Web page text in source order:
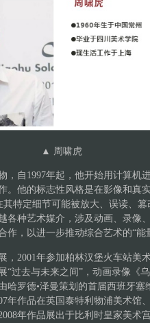
▲ 周啸虎
，自1997年起，他开始用计算机
。他的标志性风格是在影像和真
特定细节可能被放大、误读、
各种艺术媒介，涉及动画、录像
作，以进一步推动综合艺术的“能
，2001年参加柏林汉堡火车站美
“过去与未来之间”，动画录像《
哈罗德•泽曼策划的首届西班牙塞
年作品在英国泰特利物浦美术馆
年作品展出于比利时皇家美术